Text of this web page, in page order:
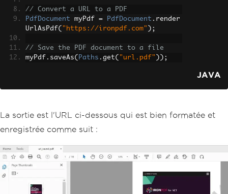
// Convert a URL to a PDF
PdfDocument myPdf = PdfDocument . render
UrlAsPdf( "https://ironpdf.com" );
// Save the PDF document to a file
myPdf . saveAs( Paths . get( "url.pdf" ));
JAVA
La sortie est l'URL ci-dessous qui est bien formatée et
enregistrée comme suit :